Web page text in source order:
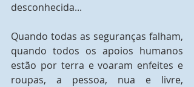
desconhecida...
Quando todas as seguranças falham,
quando todos os apoios humanos
estão por terra e voaram enfeites e
roupas, a pessoa, nua e livre,